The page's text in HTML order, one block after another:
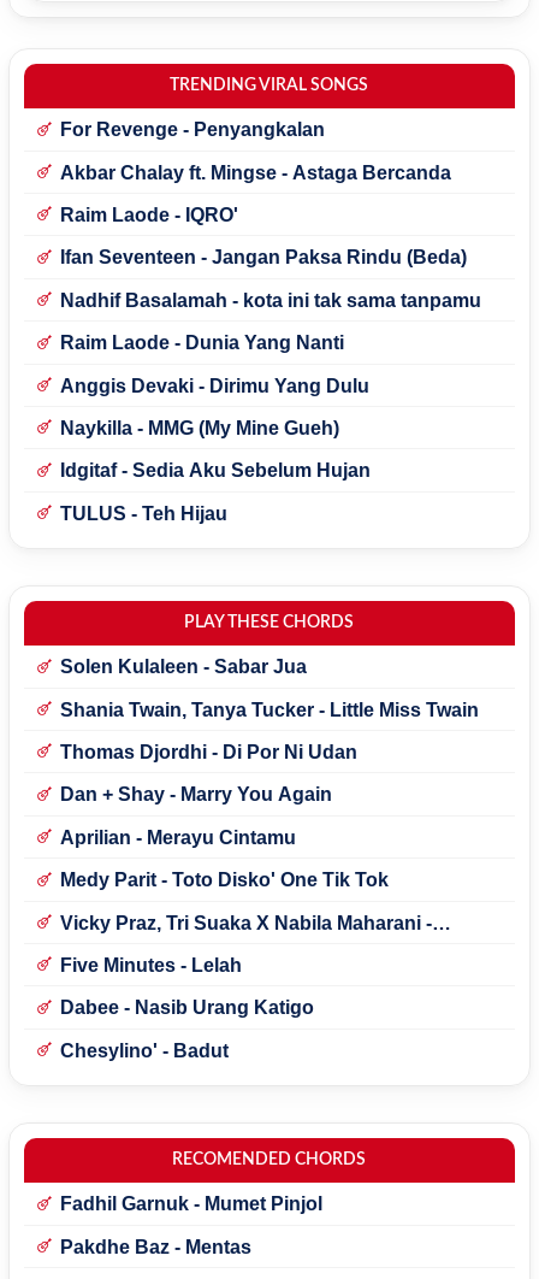
TRENDING VIRAL SONGS
For Revenge - Penyangkalan
Akbar Chalay ft. Mingse - Astaga Bercanda
Raim Laode - IQRO'
Ifan Seventeen - Jangan Paksa Rindu (Beda)
Nadhif Basalamah - kota ini tak sama tanpamu
Raim Laode - Dunia Yang Nanti
Anggis Devaki - Dirimu Yang Dulu
Naykilla - MMG (My Mine Gueh)
Idgitaf - Sedia Aku Sebelum Hujan
TULUS - Teh Hijau
PLAY THESE CHORDS
Solen Kulaleen - Sabar Jua
Shania Twain, Tanya Tucker - Little Miss Twain
Thomas Djordhi - Di Por Ni Udan
Dan + Shay - Marry You Again
Aprilian - Merayu Cintamu
Medy Parit - Toto Disko' One Tik Tok
Vicky Praz, Tri Suaka X Nabila Maharani -
Five Minutes - Lelah
Dabee - Nasib Urang Katigo
Chesylino' - Badut
RECOMENDED CHORDS
Fadhil Garnuk - Mumet Pinjol
Pakdhe Baz - Mentas